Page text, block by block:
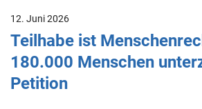
12. Juni 2026
Teilhabe ist
180.000 Menschen
Petition